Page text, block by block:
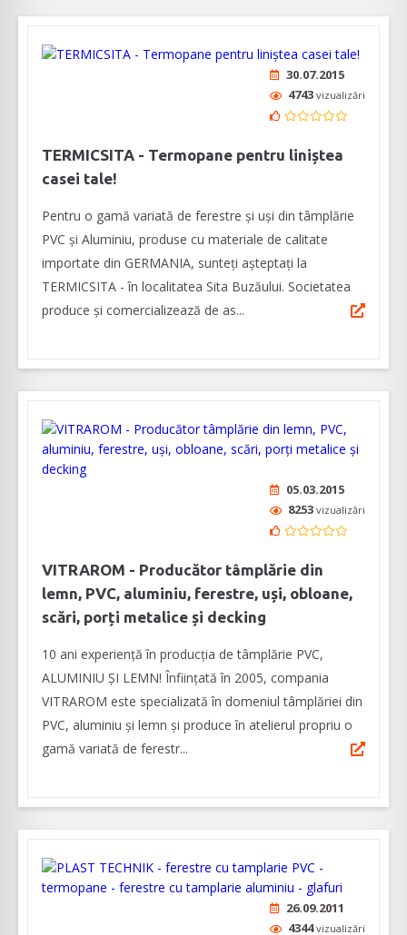
30.07.2015
4743 vizualizări
TERMICSITA - Termopane pentru liniștea
casei tale!
Pentru o gamă variată de ferestre și uși din tâmplărie
PVC și Aluminiu, produse cu materiale de calitate
importate din GERMANIA, sunteți așteptați la
TERMICSITA - în localitatea Sita Buzăului. Societatea
produce și comercializează de as...
05.03.2015
8253 vizualizări
VITRAROM - Producător tâmplărie din
lemn, PVC, aluminiu, ferestre, uși, obloane,
scări, porți metalice și decking
10 ani experiență în producția de tâmplărie PVC,
ALUMINIU ȘI LEMN! Înființată în 2005, compania
VITRAROM este specializată în domeniul tâmplăriei din
PVC, aluminiu și lemn și produce în atelierul propriu o
gamă variată de ferestr...
26.09.2011
4344vizualizări